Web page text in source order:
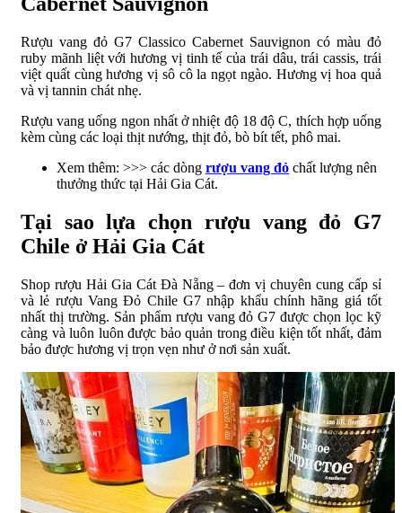
Rượu vang đỏ G7 Classico Cabernet Sauvignon có màu đỏ
ruby mãnh liệt với hương vị tinh tế của trái dâu, trái cassis, trái
việt quất cùng hương vị sô cô la ngọt ngào. Hương vị hoa quả
và vị tannin chát nhẹ.
Rượu vang uống ngon nhất ở nhiệt độ 18 độ C, thích hợp uống
kèm cùng các loại thịt nướng, thịt đỏ, bò bít tết, phô mai.
Xem thêm: >>> các dòng rượu vang đỏ chất lượng nên
thưởng thức tại Hải Gia Cát.
Tại sao lựa chọn rượu vang đỏ G7
Chile ở Hải Gia Cát
Shop rượu Hải Gia Cát Đà Nẵng – đơn vị chuyên cung cấp sỉ
và lẻ rượu Vang Đỏ Chile G7 nhập khẩu chính hãng giá tốt
nhất thị trường. Sản phẩm rượu vang đỏ G7 được chọn lọc kỹ
càng và luôn luôn được bảo quản trong điều kiện tốt nhất, đảm
bảo được hương vị trọn vẹn như ở nơi sản xuất.